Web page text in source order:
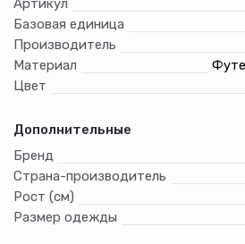
Артикул
Базовая единица
Производитель
Материал
Цвет
Дополнительные
Бренд
Страна-производитель
Рост (см)
Размер одежды